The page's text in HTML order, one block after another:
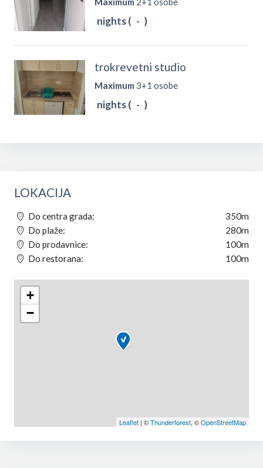
nights ( - )
trokrevetni studio
Maximum 3+1 osobe
nights ( - )
LOKACIJA
Do centra grada:
350m
Do plaže:
280m
Do prodavnice:
100m
Do restorana:
100m
+
−
Leaflet | ©Thunderforest, ©OpenStreetMap